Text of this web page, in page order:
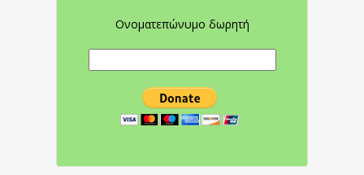
Ονοματεπώνυμο δωρητή